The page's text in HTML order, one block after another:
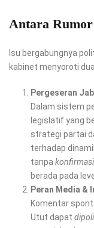
Antara
Isu bergabungnya
kabinet menyoroti
Pergeseran
Dalam sistem
legislatif yang
strategi partai
terhadap
tanpa
berada pada
Peran Media &
Komentar
Utut dapat